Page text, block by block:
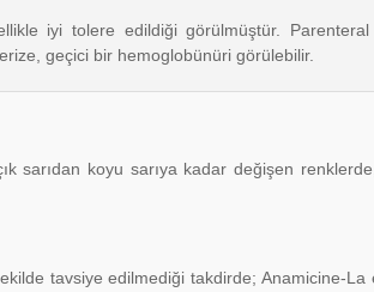
iyi tolere edildiği görülmüştür.
geçici bir hemoglobünüri görülebilir.
sarıdan koyu sarıya kadar değişen
tavsiye edilmediği takdirde; Anamicine-